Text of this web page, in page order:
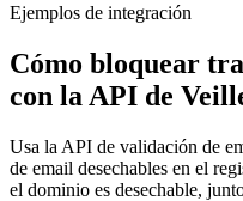
Ejemplos de integración
Cómo bloquear
con la API de
Usa la API de validación de
de email desechables en el
el dominio es desechable,